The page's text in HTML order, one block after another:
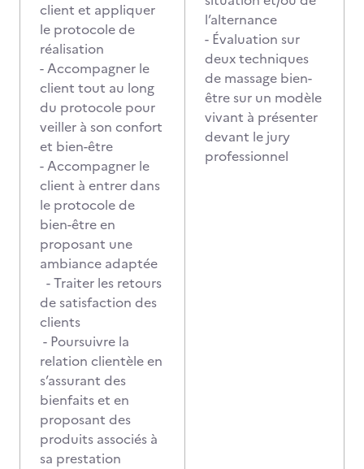
client et appliquer
le protocole de
réalisation
- Accompagner le
client tout au long
du protocole pour
veiller à son confort
et bien-être
- Accompagner le
client à entrer dans
le protocole de
bien-être en
proposant une
ambiance adaptée
- Traiter les retours
de satisfaction des
clients
- Poursuivre la
relation clientèle en
s’assurant des
bienfaits et en
proposant des
produits associés à
sa prestation
l’alternance
- Évaluation sur
deux techniques
de massage bien-
être sur un modèle
vivant à présenter
devant le jury
professionnel